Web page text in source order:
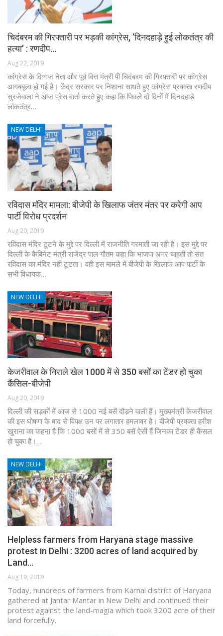
चिदंबरम की गिरफ्तारी पर भड़की कांग्रेस, ‘दिनदहाड़े हुई लोकतंत्र की
हत्या’ : रणदीप…
Aug 22, 2019
कांग्रेस के दिग्गज नेता और पूर्व वित्त मंत्री पी चिदंबरम की गिरफ्तारी पर कांग्रेस
आगबबूला हो गई है। केंद्र सरकार पर निशाना साधते हुए कांग्रेस प्रवक्ता रणदीप
सुरजेवाला ने आज प्रेस वार्ता करते हुए कहा कि पिछले दो दिनों में दिनदहाड़े
लोकतंत्र…
NEW DELHI
रविदास मंदिर मामला: बीजेपी के खिलाफ जंतर मंतर पर करेगी आप
पार्टी विरोध प्रदर्शन
Aug 20, 2019
रविदास मंदिर टूटने के मुद्दे पर दिल्ली में राजनीति गरमाती जा रही है। इस मुद्दे पर
दिल्ली के कैबिनेट मंत्री राजेंद्र पाल गौतम कहा कि भाजपा अगर चाहती तो संत
रविदास का मंदिर नहीं टूटता। वही इस मामले में बीजेपी के खिलाफ आप पार्टी के
सभी विधायक…
NEW DELHI
केजरीवाल के निराले खेल 1000 में से 350 बसों का टेंडर हो चुका
कैंसिल-बीजेपी
Aug 20, 2019
दिल्ली की सड़कों में आज से 1000 नई बसें दौड़ने वाली हैं। मुख्यमंत्री केजरीवाल
की इस घोषणा के बाद से विपक्ष उन पर लगातार हमलावर है। बीजेपी प्रवक्ता हरीश
खुराना का कहना है कि 1000 बसों में से 350 बसें ऐसी हैं जिनका टेंडर ही कैंसल
हो चुका है।…
NEW DELHI
Helpless farmers from Haryana stage massive
protest in Delhi : 3200 acres of land acquired by
Land…
Aug 19, 2019
Today, hundreds of farmers from Karnal district of Haryana
gathered at Jantar Mantar in New Delhi and continued their
protest against the land-magia which took 3200 acre of their
land forcefully.